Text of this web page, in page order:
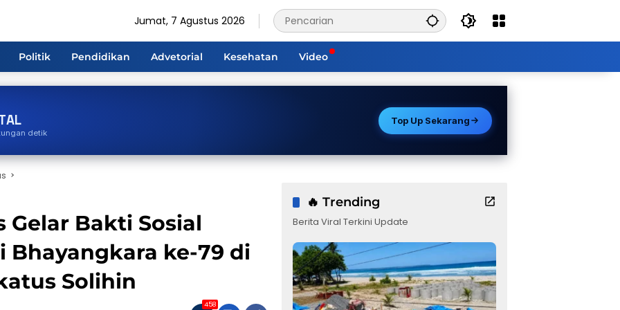
Jumat, 7 Agustus 2026
Politik Pendidikan Advetorial Kesehatan Video
detik
Top Up Sekarang
Gelar Bakti Sosial
Bhayangkara ke-79 di
Solihin
458
🔥 Trending
Berita Viral Terkini Update